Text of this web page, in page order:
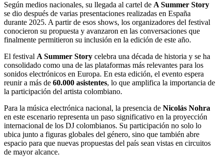
Según medios nacionales, su llegada al cartel de A Summer Story
se dio después de varias presentaciones realizadas en España
durante 2025. A partir de esos shows, los organizadores del festival
conocieron su propuesta y avanzaron en las conversaciones que
finalmente permitieron su inclusión en la edición de este año.
El festival A Summer Story celebra una década de historia y se ha
consolidado como una de las plataformas más relevantes para los
sonidos electrónicos en Europa. En esta edición, el evento espera
reunir a más de 60.000 asistentes, lo que amplifica la importancia de
la participación del artista colombiano.
Para la música electrónica nacional, la presencia de Nicolás Nohra
en este escenario representa un paso significativo en la proyección
internacional de los DJ colombianos. Su participación no solo lo
ubica junto a figuras globales del género, sino que también abre
espacio para que nuevas propuestas del país sean vistas en circuitos
de mayor alcance.